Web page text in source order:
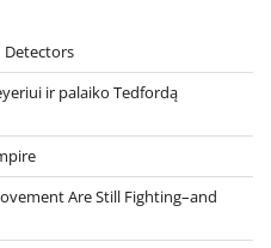
Detectors
ir palaiko Tedfordą
Are Still Fighting–and